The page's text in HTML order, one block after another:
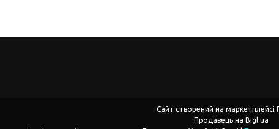
Сайт створений на маркетплейсі
Продавець на Bigl.ua